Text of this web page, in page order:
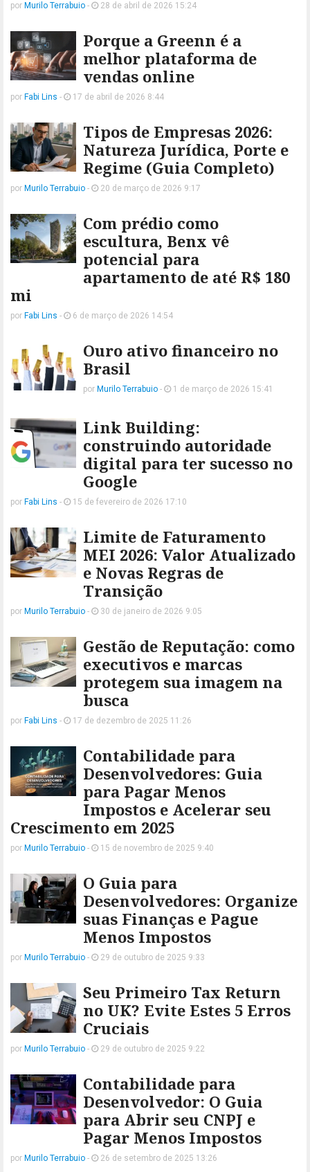
por Murilo Terrabuio - 28 de abril de 2026 15:24
Porque a Greenn é a
melhor plataforma de
vendas online
por Fabi Lins - 17 de abril de 2026 8:44
Tipos de Empresas 2026:
Natureza Jurídica, Porte e
Regime (Guia Completo)
por Murilo Terrabuio - 20 de março de 2026 9:17
Com prédio como
escultura, Benx vê
potencial para
apartamento de até R$ 180
mi
por Fabi Lins - 6 de março de 2026 14:54
Ouro ativo financeiro no
Brasil
por Murilo Terrabuio - 1 de março de 2026 15:41
Link Building:
construindo autoridade
digital para ter sucesso no
Google
por Fabi Lins - 15 de fevereiro de 2026 17:10
Limite de Faturamento
MEI 2026: Valor Atualizado
e Novas Regras de
Transição
por Murilo Terrabuio - 30 de janeiro de 2026 9:05
Gestão de Reputação: como
executivos e marcas
protegem sua imagem na
busca
por Fabi Lins - 17 de dezembro de 2025 11:26
Contabilidade para
Desenvolvedores: Guia
para Pagar Menos
Impostos e Acelerar seu
Crescimento em 2025
por Murilo Terrabuio - 15 de novembro de 2025 9:40
O Guia para
Desenvolvedores: Organize
suas Finanças e Pague
Menos Impostos
por Murilo Terrabuio - 29 de outubro de 2025 9:33
Seu Primeiro Tax Return
no UK? Evite Estes 5 Erros
Cruciais
por Murilo Terrabuio - 29 de outubro de 2025 9:22
Contabilidade para
Desenvolvedor: O Guia
para Abrir seu CNPJ e
Pagar Menos Impostos
por Murilo Terrabuio - 26 de setembro de 2025 13:26